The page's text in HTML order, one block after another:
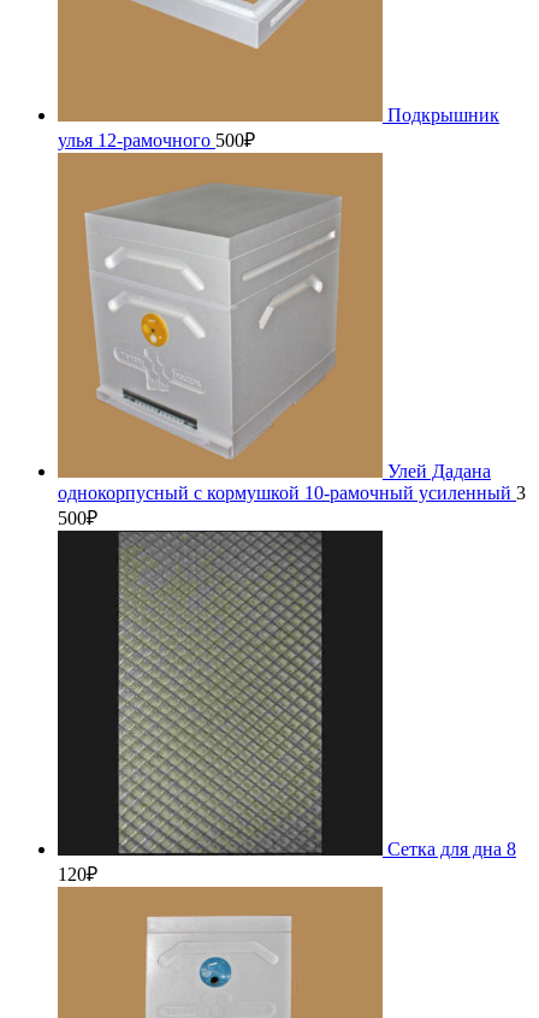
Подкрышник
улья 12-рамочного 500₽
Улей Дадана
однокорпусный с кормушкой 10-рамочный усиленный 3
500₽
Сетка для дна 8
120₽